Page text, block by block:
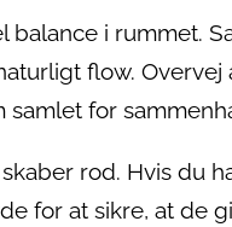
balance i rummet.
flow.
samlet for
rod. Hvis du
for at sikre, at de